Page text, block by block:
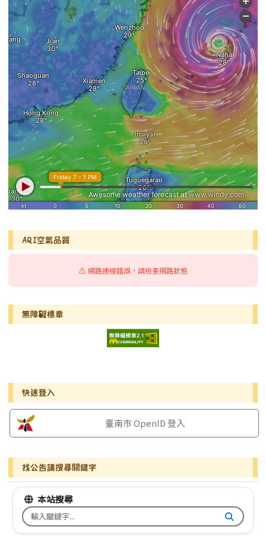
AQI空氣品質
⚠️ 網路連線錯誤，請檢查網路狀態
無障礙標章
右邊區域內容
快速登入
臺南市 OpenID 登入
找公告請搜尋關鍵字
本站搜尋
搜尋台南市文元國小全球資訊網關鍵字